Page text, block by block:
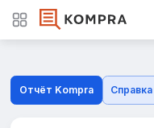
Отчёт Kompra